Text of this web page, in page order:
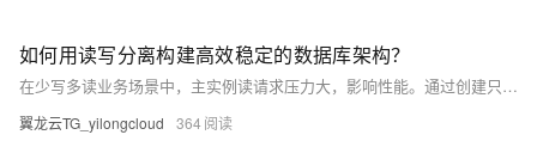
如何用读写分离构建高效稳定的数据库架构？
在少写多读业务场景中，主实例读请求压力大，影响性能。通过创建只读实例并使用数据库代理实现读写分离，可有效降低主实例负载，提升系统性能与可用性。本文详解配置步骤，助你构建高效稳定的数据库架构。
翼龙云TG_yilongcloud 364